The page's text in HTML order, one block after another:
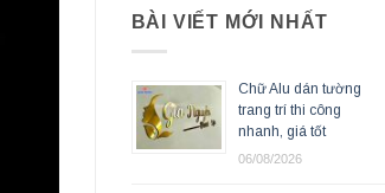
BÀI VIẾT MỚI NHẤT
Chữ Alu dán tường
trang trí thi công
nhanh, giá tốt
06/08/2026